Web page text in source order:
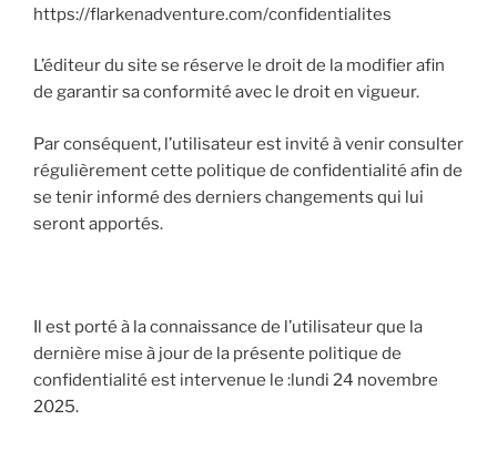
https://flarkenadventure.com/confidentialites
L’éditeur du site se réserve le droit de la modifier afin
de garantir sa conformité avec le droit en vigueur.
Par conséquent, l’utilisateur est invité à venir consulter
régulièrement cette politique de confidentialité afin de
se tenir informé des derniers changements qui lui
seront apportés.
Il est porté à la connaissance de l’utilisateur que la
dernière mise à jour de la présente politique de
confidentialité est intervenue le :lundi 24 novembre
2025.